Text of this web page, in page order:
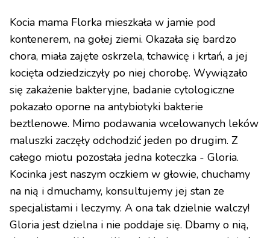
Kocia mama Florka mieszkała w jamie pod
kontenerem, na gołej ziemi. Okazała się bardzo
chora, miała zajęte oskrzela, tchawicę i krtań, a jej
kocięta odziedziczyły po niej chorobę. Wywiązało
się zakażenie bakteryjne, badanie cytologiczne
pokazało oporne na antybiotyki bakterie
beztlenowe. Mimo podawania wcelowanych leków
maluszki zaczęły odchodzić jeden po drugim. Z
całego miotu pozostała jedna koteczka - Gloria.
Kocinka jest naszym oczkiem w głowie, chuchamy
na nią i dmuchamy, konsultujemy jej stan ze
specjalistami i leczymy. A ona tak dzielnie walczy!
Gloria jest dzielna i nie poddaje się. Dbamy o nią,